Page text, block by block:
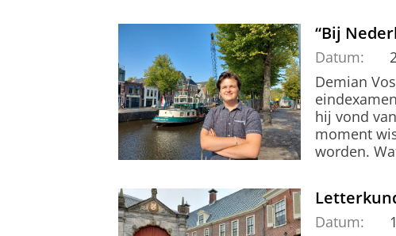
“Bij
Datum:
Demian
hij vond
moment
worden.
Datum: